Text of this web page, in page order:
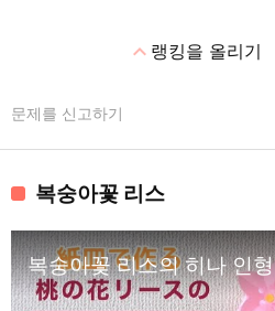
expand_less랭킹을 올리기
문제를 신고하기
복숭아꽃 리스
복숭아꽃 리스의 히나 인형